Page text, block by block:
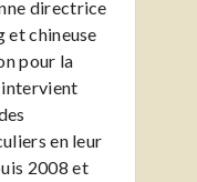
directrice
et chineuse
pour la
intervient
en leur
2008 et